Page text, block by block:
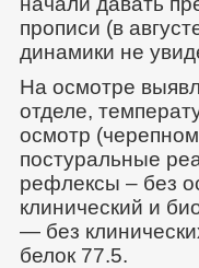
прописи (в
динамики не
На осмотре
отделе,
осмотр
постуральные
рефлексы – без
клинический и
— без
белок 77.5.